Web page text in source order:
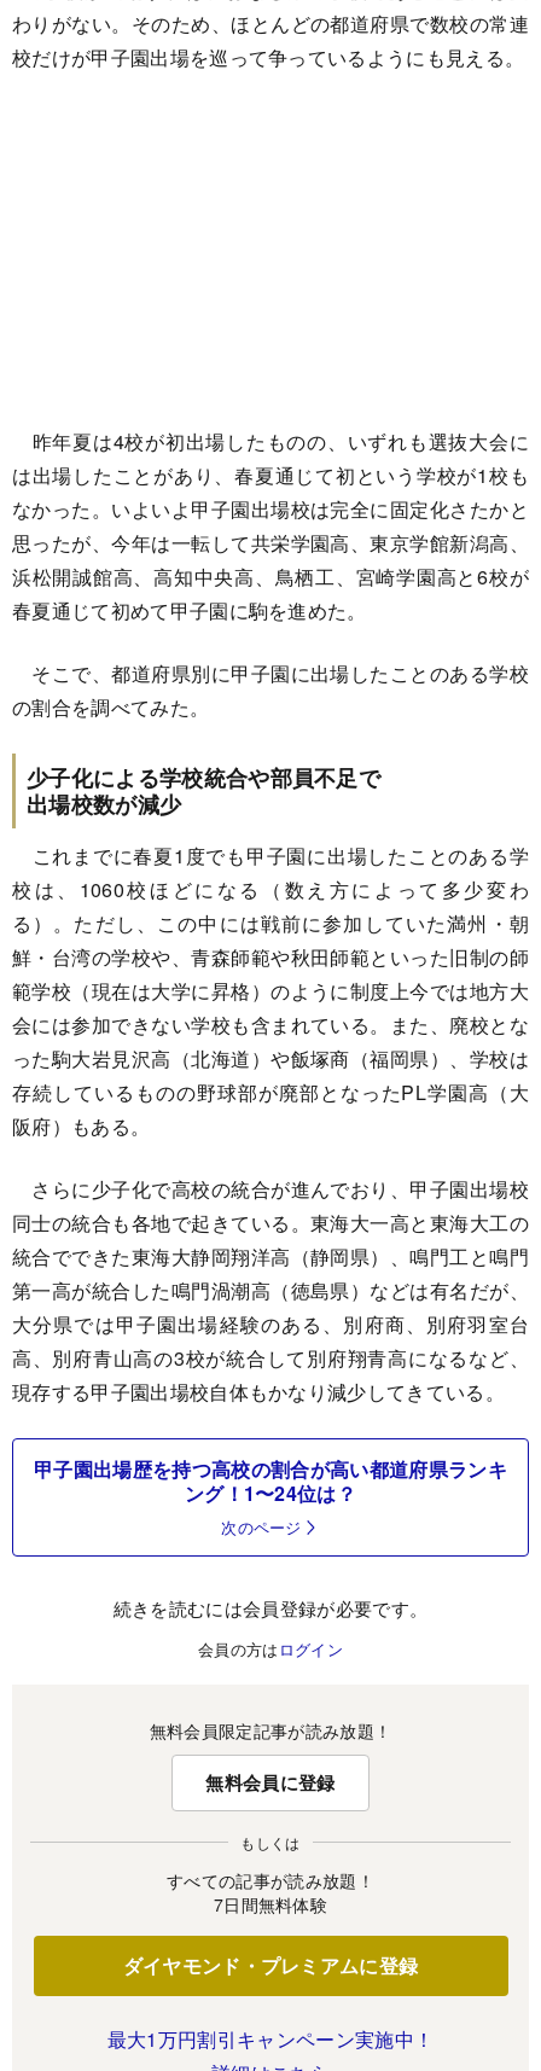
わりがない。そのため、ほとんどの都道府県で数校の常連
校だけが甲子園出場を巡って争っているようにも見える。
昨年夏は4校が初出場したものの、いずれも選抜大会に
は出場したことがあり、春夏通じて初という学校が1校も
なかった。いよいよ甲子園出場校は完全に固定化さたかと
思ったが、今年は一転して共栄学園高、東京学館新潟高、
浜松開誠館高、高知中央高、鳥栖工、宮崎学園高と6校が
春夏通じて初めて甲子園に駒を進めた。
そこで、都道府県別に甲子園に出場したことのある学校
の割合を調べてみた。
少子化による学校統合や部員不足で
出場校数が減少
これまでに春夏1度でも甲子園に出場したことのある学
校は、1060校ほどになる（数え方によって多少変わ
る）。ただし、この中には戦前に参加していた満州・朝
鮮・台湾の学校や、青森師範や秋田師範といった旧制の師
範学校（現在は大学に昇格）のように制度上今では地方大
会には参加できない学校も含まれている。また、廃校とな
った駒大岩見沢高（北海道）や飯塚商（福岡県）、学校は
存続しているものの野球部が廃部となったPL学園高（大
阪府）もある。
さらに少子化で高校の統合が進んでおり、甲子園出場校
同士の統合も各地で起きている。東海大一高と東海大工の
統合でできた東海大静岡翔洋高（静岡県）、鳴門工と鳴門
第一高が統合した鳴門渦潮高（徳島県）などは有名だが、
大分県では甲子園出場経験のある、別府商、別府羽室台
高、別府青山高の3校が統合して別府翔青高になるなど、
現存する甲子園出場校自体もかなり減少してきている。
甲子園出場歴を持つ高校の割合が高い都道府県ランキ
ング！1〜24位は？
次のページ
続きを読むには会員登録が必要です。
会員の方は ログイン
無料会員限定記事が読み放題！
無料会員に登録
もしくは
すべての記事が読み放題！
7日間無料体験
ダイヤモンド・プレミアムに登録
最大1万円割引キャンペーン実施中！